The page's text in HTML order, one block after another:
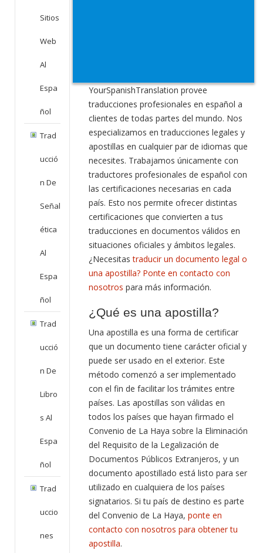
YourSpanishTranslation provee
traducciones profesionales en español a
clientes de todas partes del mundo. Nos
especializamos en traducciones legales y
apostillas en cualquier par de idiomas que
necesites. Trabajamos únicamente con
traductores profesionales de español con
las certificaciones necesarias en cada
país. Esto nos permite ofrecer distintas
certificaciones que convierten a tus
traducciones en documentos válidos en
situaciones oficiales y ámbitos legales.
¿Necesitastraducir un documento legal o
una apostilla? Ponte en contacto con
nosotros para más información.
¿Qué es una apostilla?
Una apostilla es una forma de certificar
que un documento tiene carácter oficial y
puede ser usado en el exterior. Este
método comenzó a ser implementado
con el fin de facilitar los trámites entre
países. Las apostillas son válidas en
todos los países que hayan firmado el
Convenio de La Haya sobre la Eliminación
del Requisito de la Legalización de
Documentos Públicos Extranjeros, y un
documento apostillado está listo para ser
utilizado en cualquiera de los países
signatarios. Si tu país de destino es parte
del Convenio de La Haya, ponte en
contacto con nosotros para obtener tu
apostilla.
Sitios
Web
Al
Espa
Ñol
Trad
Ucció
N De
Señal
Ética
Al
Espa
Ñol
Trad
Ucció
N De
Libro
S Al
Espa
Ñol
Trad
Uccio
Nes